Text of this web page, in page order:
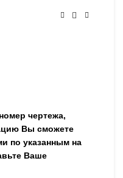
чертежа,
Вы сможете
по указанным на
Ваше